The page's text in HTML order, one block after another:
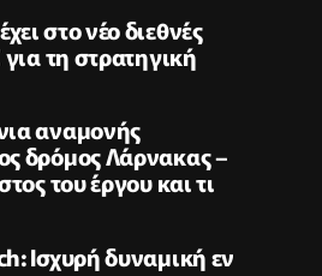
στο νέο διεθνές
για τη στρατηγική
αναμονής
δρόμος Λάρνακας –
του έργου και τι
Ισχυρή δυναμική εν